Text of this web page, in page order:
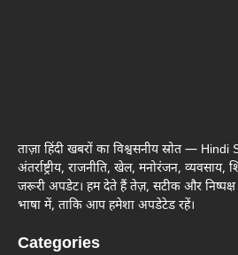
ताज़ा हिंदी खबरों का विश्वसनीय स्रोत — Hindi
अंतर्राष्ट्रीय, राजनीति, खेल, मनोरंजन, व्यवसाय,
जरूरी अपडेट। हम देते हैं तेज़, सटीक और
भाषा में, ताकि आप हमेशा अपडेटेड रहें।
Categories